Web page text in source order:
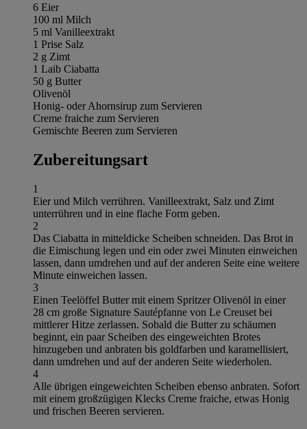
6 Eier
100 ml Milch
5 ml Vanilleextrakt
1 Prise Salz
2 g Zimt
1 Laib Ciabatta
50 g Butter
Olivenöl
Honig- oder Ahornsirup zum Servieren
Creme fraiche zum Servieren
Gemischte Beeren zum Servieren
Zubereitungsart
1
Eier und Milch verrühren. Vanilleextrakt, Salz und Zimt
unterrühren und in eine flache Form geben.
2
Das Ciabatta in mitteldicke Scheiben schneiden. Das Brot in
die Eimischung legen und ein oder zwei Minuten einweichen
lassen, dann umdrehen und auf der anderen Seite eine weitere
Minute einweichen lassen.
3
Einen Teelöffel Butter mit einem Spritzer Olivenöl in einer
28 cm große Signature Sautépfanne von Le Creuset bei
mittlerer Hitze zerlassen. Sobald die Butter zu schäumen
beginnt, ein paar Scheiben des eingeweichten Brotes
hinzugeben und anbraten bis goldfarben und karamellisiert,
dann umdrehen und auf der anderen Seite wiederholen.
4
Alle übrigen eingeweichten Scheiben ebenso anbraten. Sofort
mit einem großzügigen Klecks Creme fraiche, etwas Honig
und frischen Beeren servieren.